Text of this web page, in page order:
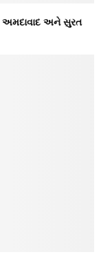
અમદાવાદ અને સુરત